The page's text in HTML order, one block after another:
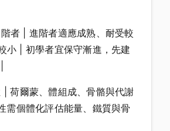
階者 | 進階者適應成熟、耐受較
小 | 初學者宜保守漸進，先建
| 荷爾蒙、體組成、骨骼與代謝
需個體化評估能量、鐵質與骨